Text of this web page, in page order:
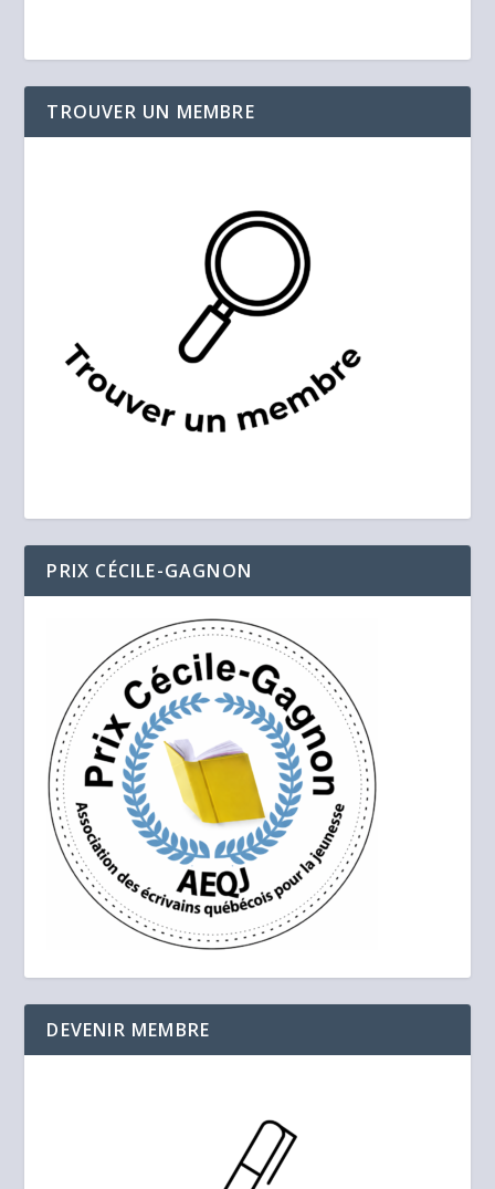
TROUVER UN MEMBRE
PRIX CÉCILE-GAGNON
DEVENIR MEMBRE